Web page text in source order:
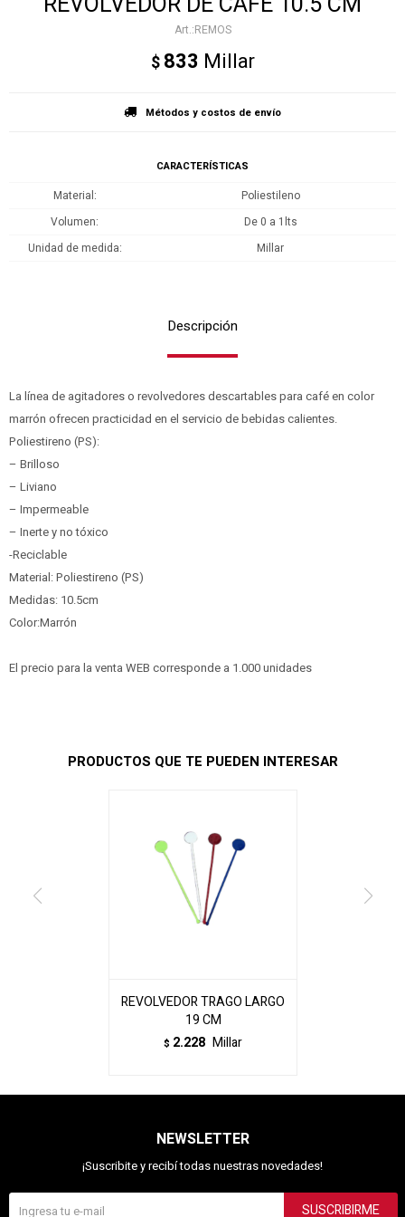
REMOS
$ 833 Millar
Métodos y costos de envío
CARACTERÍSTICAS
Material
Poliestileno
Volumen
De 0 a 1lts
Unidad de medida
Millar
Descripción
La línea de agitadores o revolvedores descartables para café en color
marrón ofrecen practicidad en el servicio de bebidas calientes.
Poliestireno (PS):
– Brilloso
– Liviano
– Impermeable
– Inerte y no tóxico
-Reciclable
Material: Poliestireno (PS)
Medidas: 10.5cm
Color:Marrón
El precio para la venta WEB corresponde a 1.000 unidades
PRODUCTOS QUE TE PUEDEN INTERESAR
REVOLVEDOR TRAGO LARGO
19 CM
$ 2.228 Millar
NEWSLETTER
¡Suscribite y recibí todas nuestras novedades!
SUSCRIBIRME